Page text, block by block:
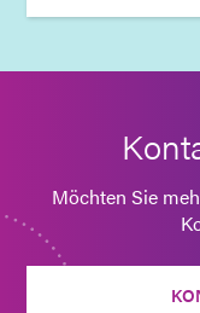
Möchten Sie